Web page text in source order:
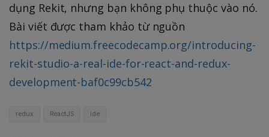
dụng Rekit, nhưng bạn không phụ thuộc vào nó.
Bài viết được tham khảo từ nguồn
https://medium.freecodecamp.org/introducing-
rekit-studio-a-real-ide-for-react-and-redux-
development-baf0c99cb542
redux ReactJS ide